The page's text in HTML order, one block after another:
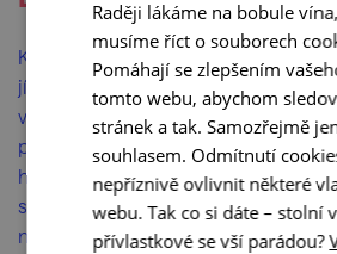
Kde v červenci výlet spojit s
jídla a pití? První červencový den
v Dambořicích. O týden později si
připravilo Vinařství Válka v
hosty cimbálku a grilování. Na
sází ve Velkých Pavlovicích (
Noční
na Vrbici (Sklepy pod hvězdami).
Raději lákáme na bobule
musíme říct o souborech
Pomáhají se zlepšením
tomto webu, abychom
stránek a tak. Samozřejmě
souhlasem. Odmítnutí
nepříznivě ovlivnit některé
webu. Tak co si dáte – stolní
přívlastkové se vší parádou?